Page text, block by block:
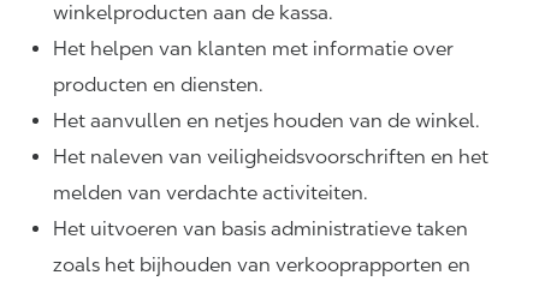
winkelproducten aan de kassa.
Het helpen van klanten met informatie over
producten en diensten.
Het aanvullen en netjes houden van de winkel.
Het naleven van veiligheidsvoorschriften en het
melden van verdachte activiteiten.
Het uitvoeren van basis administratieve taken
zoals het bijhouden van verkooprapporten en